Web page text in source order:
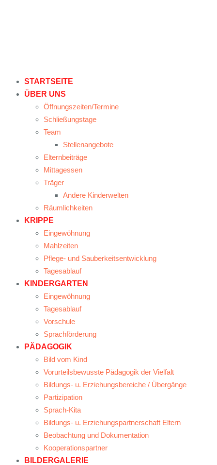
STARTSEITE
ÜBER UNS
Öffnungszeiten/Termine
Schließungstage
Team
Stellenangebote
Elternbeiträge
Mittagessen
Träger
Andere Kinderwelten
Räumlichkeiten
KRIPPE
Eingewöhnung
Mahlzeiten
Pflege- und Sauberkeitsentwicklung
Tagesablauf
KINDERGARTEN
Eingewöhnung
Tagesablauf
Vorschule
Sprachförderung
PÄDAGOGIK
Bild vom Kind
Vorurteilsbewusste Pädagogik der Vielfalt
Bildungs- u. Erziehungsbereiche / Übergänge
Partizipation
Sprach-Kita
Bildungs- u. Erziehungspartnerschaft Eltern
Beobachtung und Dokumentation
Kooperationspartner
BILDERGALERIE